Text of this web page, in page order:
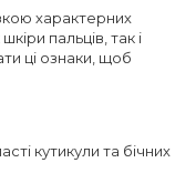
характерних
пальців, так і
ці ознаки, щоб
кутикули та бічних